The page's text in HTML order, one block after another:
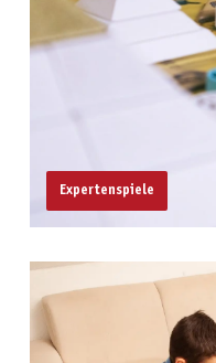
Expertenspiele